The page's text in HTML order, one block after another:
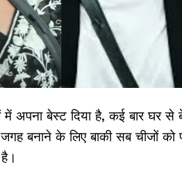
बेस्ट दिया है, कई बार घर से
बनाने के लिए बाकी सब चीजों को